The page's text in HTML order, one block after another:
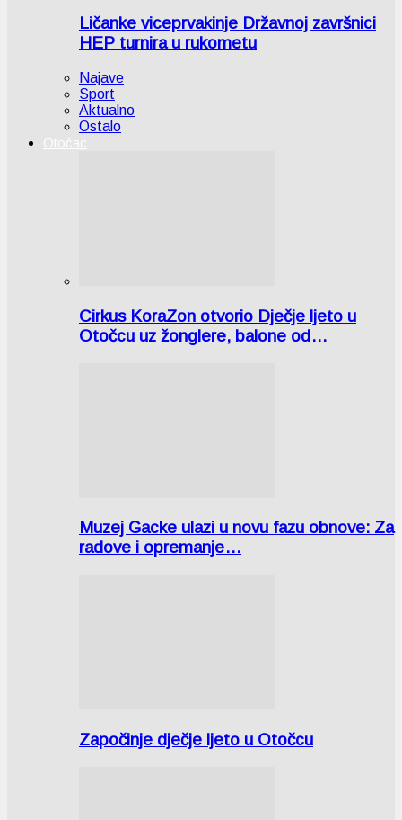
Ličanke viceprvakinje Državnoj završnici
HEP turnira u rukometu
Najave
Sport
Aktualno
Ostalo
Otočac
Cirkus KoraZon otvorio Dječje ljeto u
Otočcu uz žonglere, balone od…
Muzej Gacke ulazi u novu fazu obnove: Za
radove i opremanje…
Započinje dječje ljeto u Otočcu